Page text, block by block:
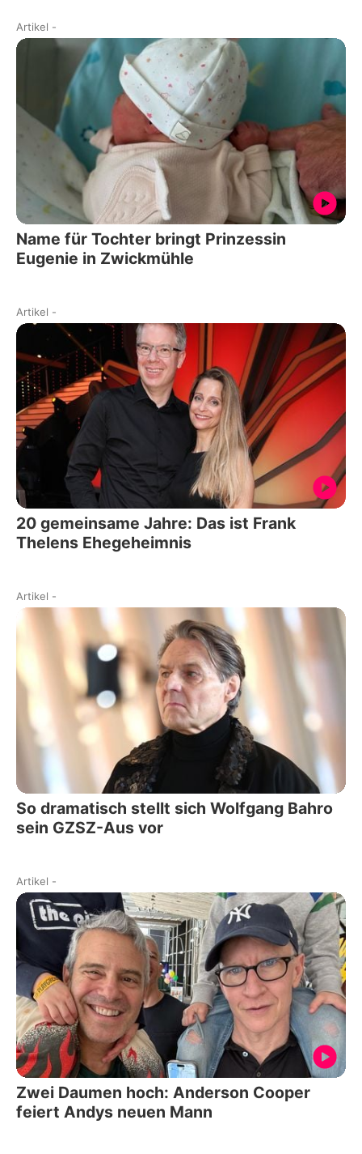
Artikel -
Name für Tochter bringt Prinzessin
Eugenie in Zwickmühle
Artikel -
20 gemeinsame Jahre: Das ist Frank
Thelens Ehegeheimnis
Artikel -
So dramatisch stellt sich Wolfgang Bahro
sein GZSZ-Aus vor
Artikel -
Zwei Daumen hoch: Anderson Cooper
feiert Andys neuen Mann